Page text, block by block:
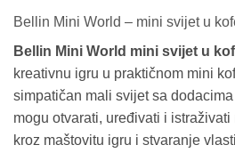
Bellin Mini World – mini svijet u
Bellin Mini World mini svijet u
kreativnu igru u praktičnom mini
simpatičan mali svijet sa
mogu otvarati, uređivati i
kroz maštovitu igru i stvaranje